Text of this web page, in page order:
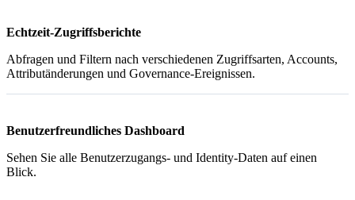
Echtzeit-Zugriffsberichte
Abfragen und Filtern nach verschiedenen Zugriffsarten, Accounts,
Attributänderungen und Governance-Ereignissen.
Benutzerfreundliches Dashboard
Sehen Sie alle Benutzerzugangs- und Identity-Daten auf einen
Blick.